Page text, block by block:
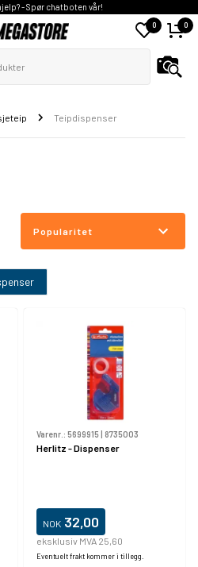
- Spør chatboten vår!
0 0
Teipdispenser
Popularitet
Varenr.: 5699915| 8735003
Herlitz - Dispenser
NOK 32,00
eksklusiv MVA 25,60
Eventuelt frakt kommer i tillegg.